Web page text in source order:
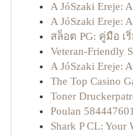
A JóSzaki Ereje:
A JóSzaki Ereje:
สล็อต PG: คู่มือ เ
Veteran-Friendly
A JóSzaki Ereje:
The Top Casino
Toner
Poulan
Shark P CL: Your